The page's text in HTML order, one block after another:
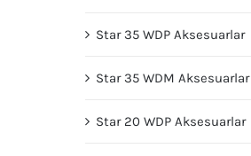
Star 35 WDP Aksesuarlar
Star 35 WDM Aksesuarlar
Star 20 WDP Aksesuarlar